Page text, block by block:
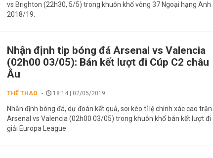
vs Brighton (22h30, 5/5) trong khuôn khổ vòng 37 Ngoại hạng Anh
2018/19.
Nhận định tip bóng đá Arsenal vs Valencia
(02h00 03/05): Bán kết lượt đi Cúp C2 châu
Âu
THỂ THAO 18:14 | 02/05/2019
Nhận định bóng đá, dự đoán kết quả, soi kèo tỉ lệ chính xác cao trận
Arsenal vs Valencia (02h00 03/05) trong khuôn khổ bán kết lượt đi
giải Europa League